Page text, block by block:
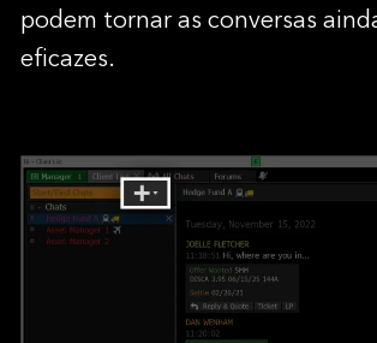
podem tornar as conversas
eficazes.